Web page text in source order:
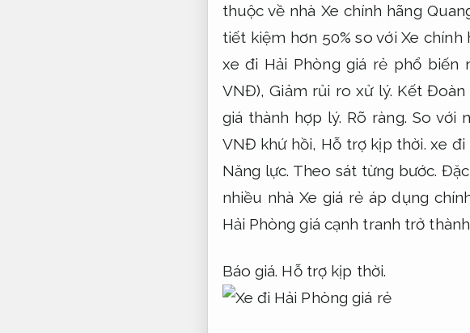
thuộc về nhà Xe chính hãng
tiết kiệm hơn 50% so với Xe
xe đi Hải Phòng giá rẻ phổ biến
VNĐ),Giảm rủi ro xử lý. Kết Đoàn
giá thành hợp lý. Rõ ràng. So với
VNĐ khứ hồi, Hỗ trợ kịp thời. xe đi
Năng lực. Theo sát từng bước.
nhiều nhà Xe giá rẻ áp dụng
Hải Phòng giá cạnh tranh trở
Báo giá. Hỗ trợ kịp thời.